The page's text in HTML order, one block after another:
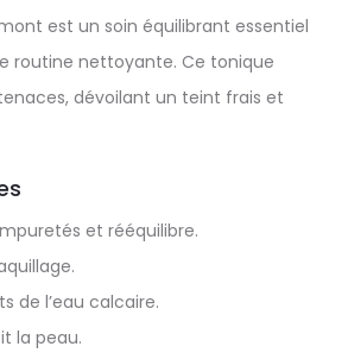
est un soin équilibrant essentiel
routine nettoyante. Ce tonique
dévoilant un teint frais et
et rééquilibre.
de l’eau calcaire.
la peau.